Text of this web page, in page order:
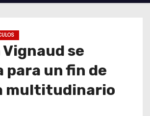
se
para un fin de
multitudinario